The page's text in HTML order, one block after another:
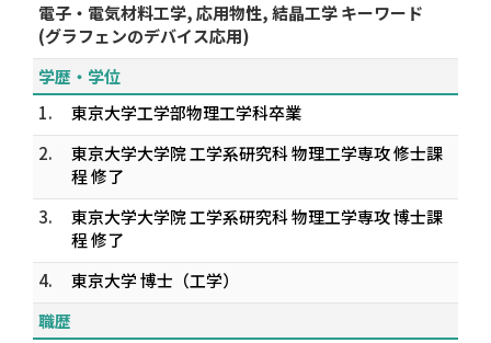
電子・電気材料工学, 応用物性, 結晶工学 キーワード
(グラフェンのデバイス応用)
学歴・学位
1.
東京大学工学部物理工学科卒業
2.
東京大学大学院 工学系研究科 物理工学専攻 修士課
程 修了
3.
東京大学大学院 工学系研究科 物理工学専攻 博士課
程 修了
4.
東京大学 博士（工学）
職歴